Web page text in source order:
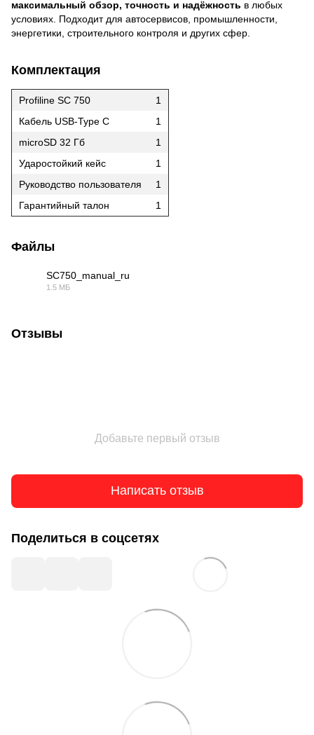
максимальный обзор, точность и надёжность в любых
условиях. Подходит для автосервисов, промышленности,
энергетики, строительного контроля и других сфер.
Комплектация
Profiline SC 750
1
Кабель USB-Type C
1
microSD 32 Гб
1
Ударостойкий кейс
1
Руководство пользователя
1
Гарантийный талон
1
Файлы
SC750_manual_ru
1.5 МБ
Отзывы
Добавьте первый отзыв
Написать отзыв
Поделиться в соцсетях